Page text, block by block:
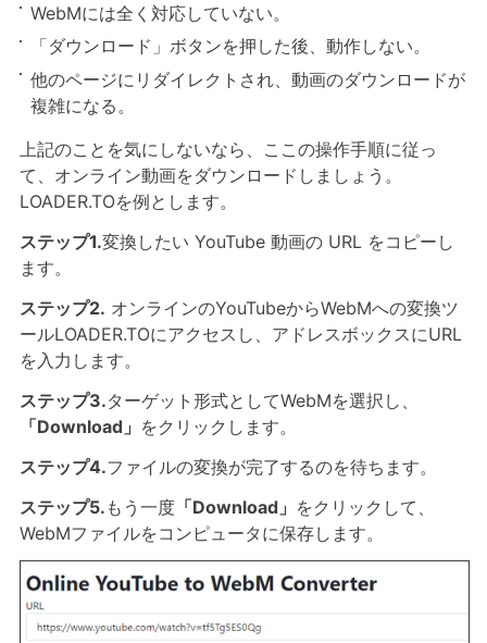
WebMには全く対応していない。
「ダウンロード」ボタンを押した後、動作しない。
他のページにリダイレクトされ、動画のダウンロードが
複雑になる。
上記のことを気にしないなら、ここの操作手順に従っ
て、オンライン動画をダウンロードしましょう。
LOADER.TOを例とします。
ステップ1.変換したい YouTube 動画の URL をコピーし
ます。
ステップ2. オンラインのYouTubeからWebMへの変換ツ
ールLOADER.TOにアクセスし、アドレスボックスにURL
を入力します。
ステップ3.ターゲット形式としてWebMを選択し、
「Download」 をクリックします。
ステップ4.ファイルの変換が完了するのを待ちます。
ステップ5. もう一度「Download」 をクリックして、
WebMファイルをコンピュータに保存します。